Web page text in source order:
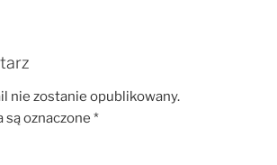
nie zostanie opublikowany.
są oznaczone *